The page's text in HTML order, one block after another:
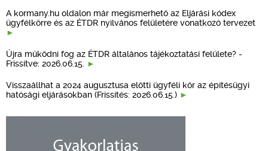
A kormany.hu oldalon már megismerhető az Eljárási kódex
ügyfélkörre és az ÉTDR nyilvános felületére vonatkozó tervezet
Újra működni fog az ÉTDR általános tájékoztatási felülete? -
Frissítve: 2026.06.15.
Visszaállhat a 2024 augusztusa előtti ügyféli kör az építésügyi
hatósági eljárásokban (Frissítés: 2026.06.15.)